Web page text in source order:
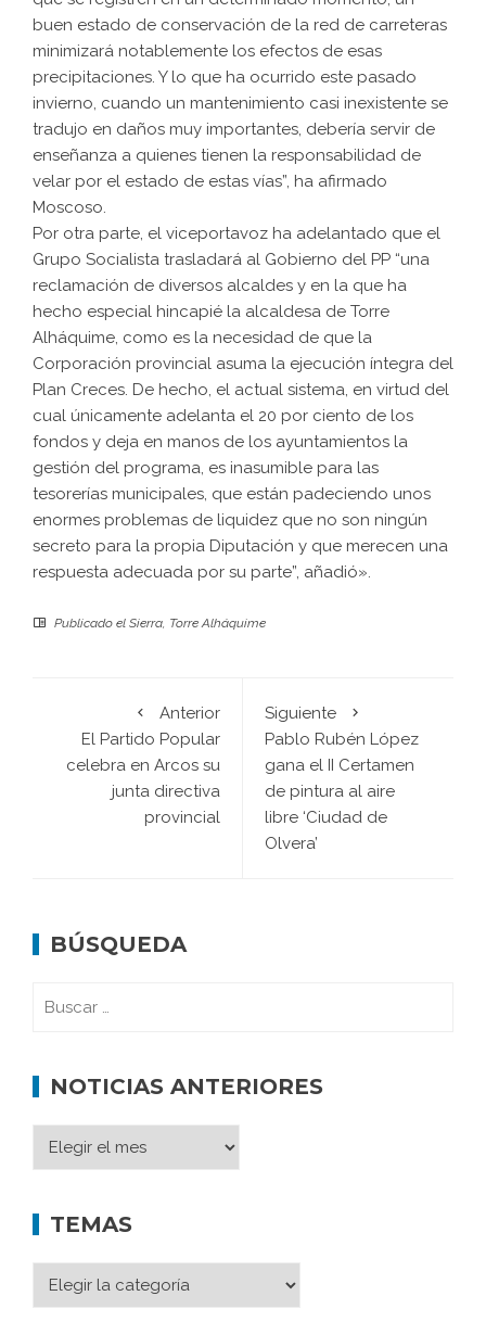
buen estado de conservación de la red de carreteras
minimizará notablemente los efectos de esas
precipitaciones. Y lo que ha ocurrido este pasado
invierno, cuando un mantenimiento casi inexistente se
tradujo en daños muy importantes, debería servir de
enseñanza a quienes tienen la responsabilidad de
velar por el estado de estas vías”, ha afirmado
Moscoso.
Por otra parte, el viceportavoz ha adelantado que el
Grupo Socialista trasladará al Gobierno del PP “una
reclamación de diversos alcaldes y en la que ha
hecho especial hincapié la alcaldesa de Torre
Alháquime, como es la necesidad de que la
Corporación provincial asuma la ejecución íntegra del
Plan Creces. De hecho, el actual sistema, en virtud del
cual únicamente adelanta el 20 por ciento de los
fondos y deja en manos de los ayuntamientos la
gestión del programa, es inasumible para las
tesorerías municipales, que están padeciendo unos
enormes problemas de liquidez que no son ningún
secreto para la propia Diputación y que merecen una
respuesta adecuada por su parte”, añadió».
Publicado el Sierra, Torre Alháquime
Anterior
El Partido Popular
celebra en Arcos su
junta directiva
provincial
Siguiente
Pablo Rubén López
gana el II Certamen
de pintura al aire
libre ‘Ciudad de
Olvera’
BÚSQUEDA
NOTICIAS ANTERIORES
TEMAS